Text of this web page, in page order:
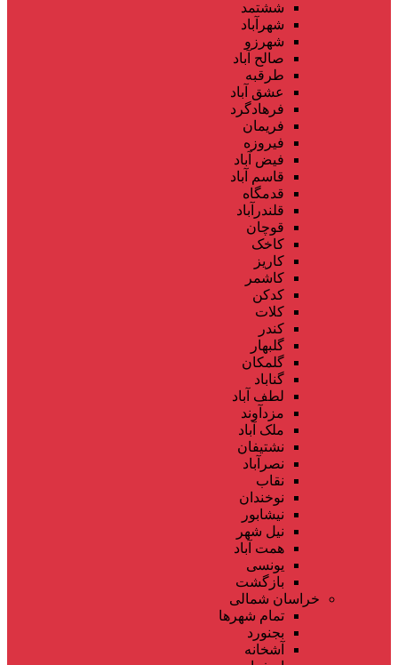
ششتمد
شهرآباد
شهرزو
صالح آباد
طرقبه
عشق آباد
فرهادگرد
فریمان
فیروزه
فیض آباد
قاسم آباد
قدمگاه
قلندرآباد
قوچان
کاخک
کاریز
کاشمر
کدکن
کلات
کندر
گلبهار
گلمکان
گناباد
لطف آباد
مزدآوند
ملک آباد
نشتیفان
نصرآباد
نقاب
نوخندان
نیشابور
نیل شهر
همت آباد
یونسی
بازگشت
خراسان شمالی
تمام شهر‌ها
بجنورد
آشخانه